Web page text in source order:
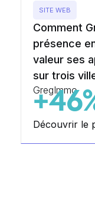
SITE WEB
Comment
présence
valeur ses
sur trois
GregImmo
Découvrir le